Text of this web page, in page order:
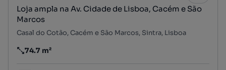
Loja ampla na Av. Cidade de Lisboa, Cacém e São
Marcos
Casal do Cotão, Cacém e São Marcos, Sintra, Lisboa
Preço por metro quadrado
74.7 m²